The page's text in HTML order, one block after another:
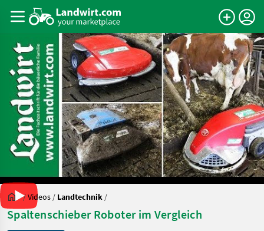
/Videos / Landtechnik /
Spaltenschieber Roboter im Vergleich